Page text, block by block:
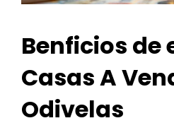
Benficios de
Casas A
Odivelas